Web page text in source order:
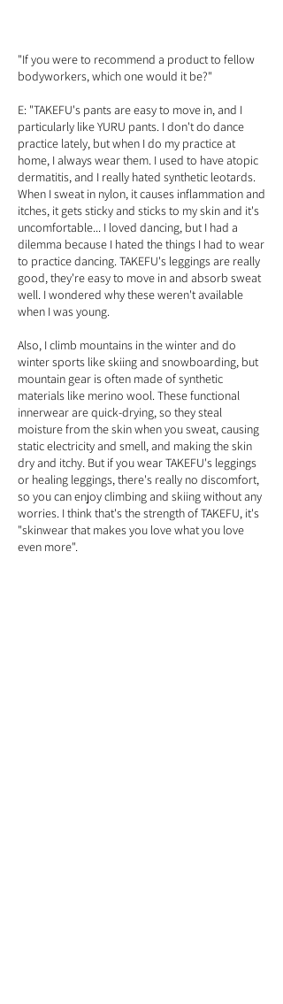
"If you were to recommend a product to fellow
bodyworkers, which one would it be?"
E: "TAKEFU's pants are easy to move in, and I
particularly like YURU pants. I don't do dance
practice lately, but when I do my practice at
home, I always wear them. I used to have atopic
dermatitis, and I really hated synthetic leotards.
When I sweat in nylon, it causes inflammation and
itches, it gets sticky and sticks to my skin and it's
uncomfortable... I loved dancing, but I had a
dilemma because I hated the things I had to wear
to practice dancing. TAKEFU's leggings are really
good, they're easy to move in and absorb sweat
well. I wondered why these weren't available
when I was young.
Also, I climb mountains in the winter and do
winter sports like skiing and snowboarding, but
mountain gear is often made of synthetic
materials like merino wool. These functional
innerwear are quick-drying, so they steal
moisture from the skin when you sweat, causing
static electricity and smell, and making the skin
dry and itchy. But if you wear TAKEFU's leggings
or healing leggings, there's really no discomfort,
so you can enjoy climbing and skiing without any
worries. I think that's the strength of TAKEFU, it's
"skinwear that makes you love what you love
even more".